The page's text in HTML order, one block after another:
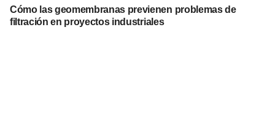
Cómo las geomembranas previenen problemas de
filtración en proyectos industriales